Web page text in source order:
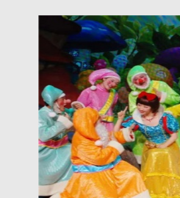
外出经商未回，刘氏心思爱子，
遇归咎于佛祖，不但打僧骂道，
上佛堂。刘氏寿终之时，阎罗派
拿，可怜她遍历刀山、